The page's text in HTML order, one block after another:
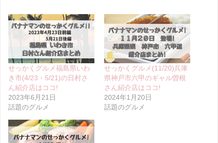
せっかくグルメ福島県いわ
き市(4/23・5/21)の日村さ
ん紹介店はココ!
2023年6月21日
話題のグルメ
せっかくグルメ(11/20)兵庫
県神戸市六甲のギャル曽根
さん紹介店はココ!
2024年1月20日
話題のグルメ